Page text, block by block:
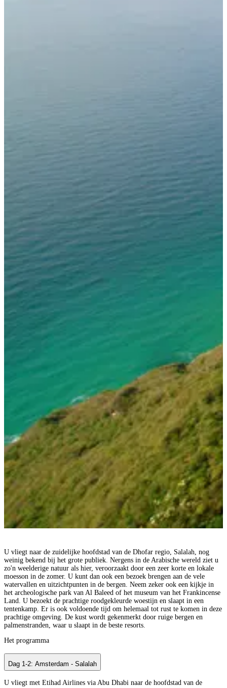
U vliegt naar de zuidelijke hoofdstad van de Dhofar regio, Salalah, nog
weinig bekend bij het grote publiek. Nergens in de Arabische wereld ziet u
zo'n weelderige natuur als hier, veroorzaakt door een zeer korte en lokale
moesson in de zomer. U kunt dan ook een bezoek brengen aan de vele
watervallen en uitzichtpunten in de bergen. Neem zeker ook een kijkje in
het archeologische park van Al Baleed of het museum van het Frankincense
Land. U bezoekt de prachtige roodgekleurde woestijn en slaapt in een
tentenkamp. Er is ook voldoende tijd om helemaal tot rust te komen in deze
prachtige omgeving. De kust wordt gekenmerkt door ruige bergen en
palmenstranden, waar u slaapt in de beste resorts.
Het programma
Dag 1-2: Amsterdam - Salalah
U vliegt met Etihad Airlines via Abu Dhabi naar de hoofdstad van de